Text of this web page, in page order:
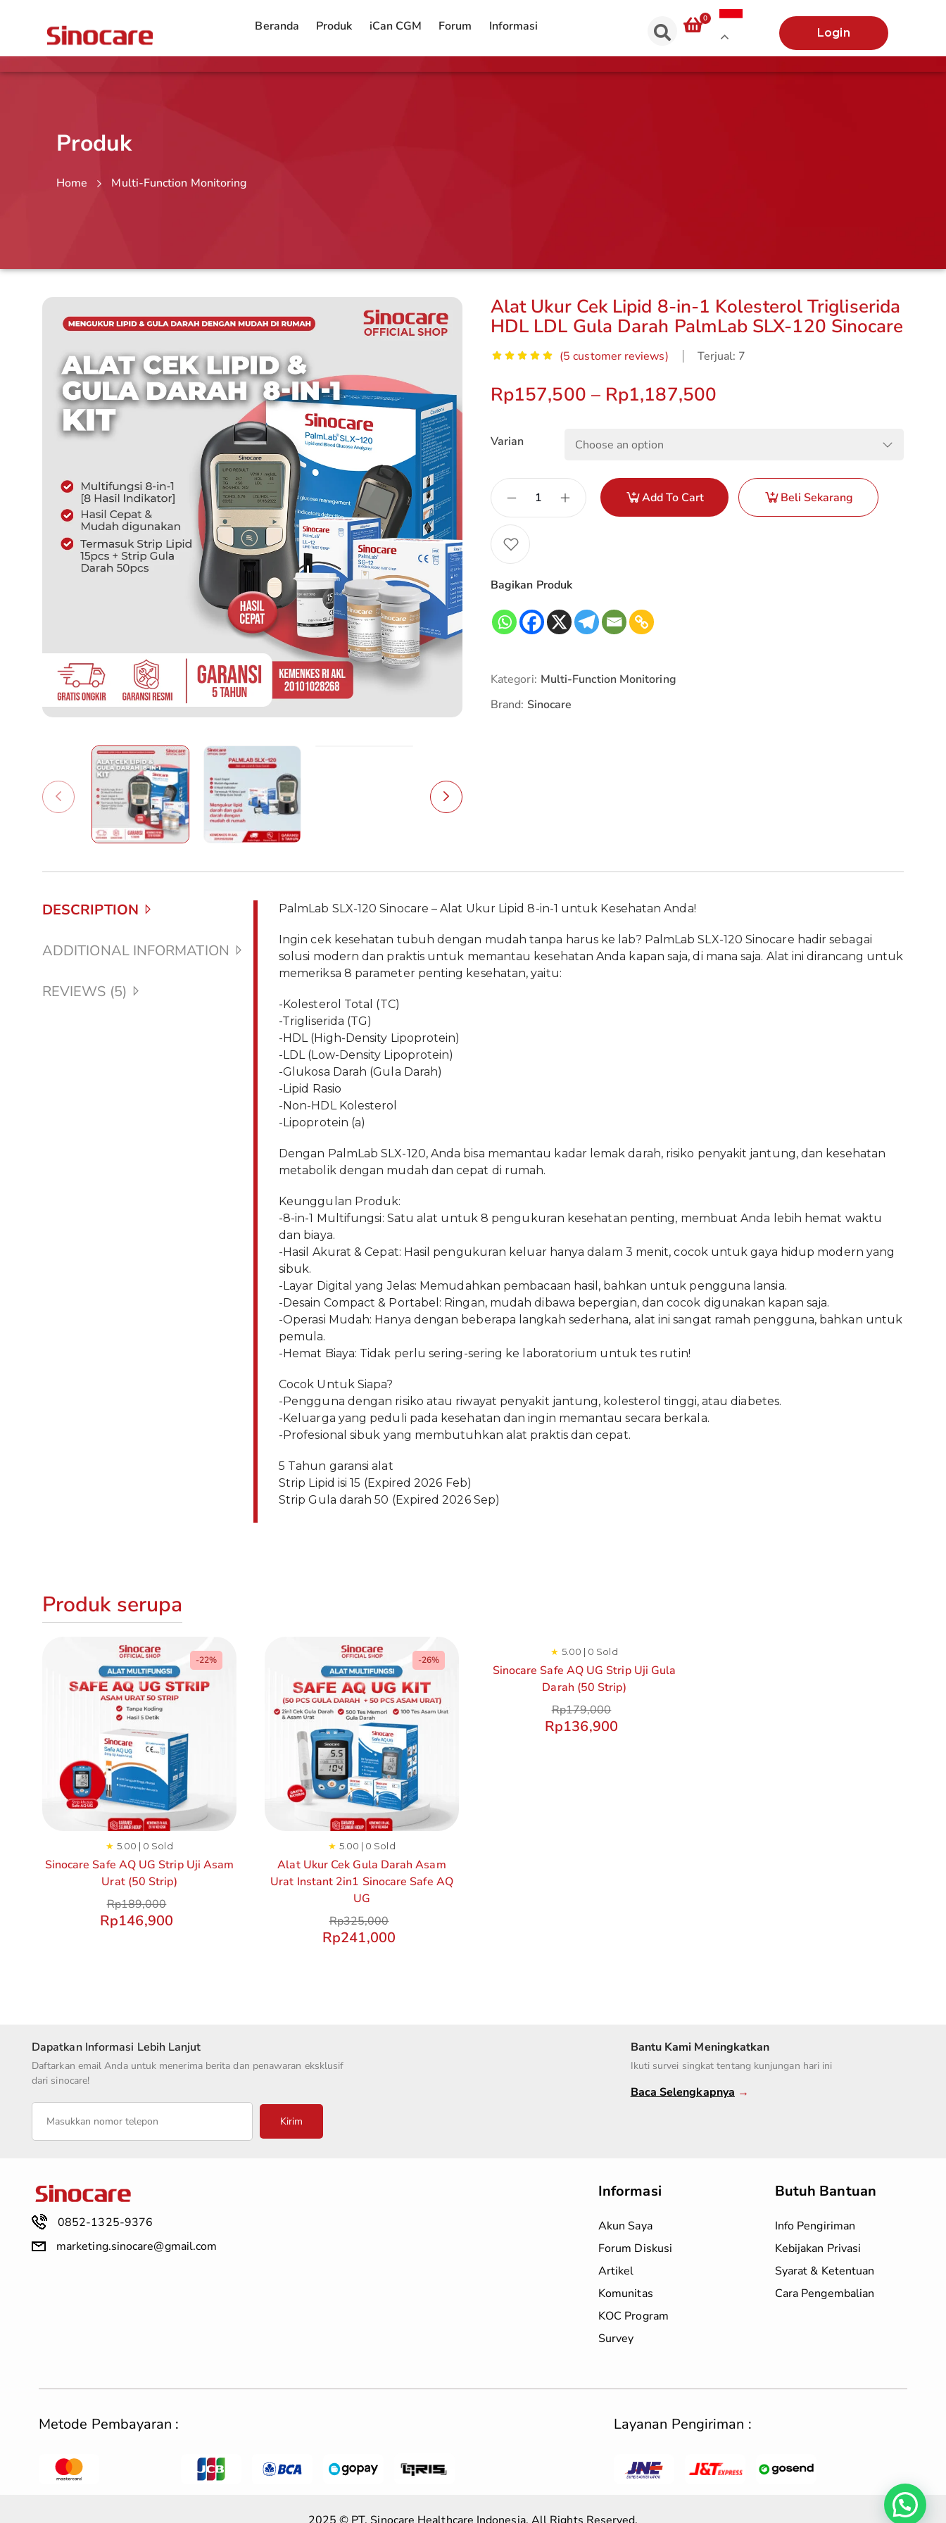
Beranda Produk iCan CGM Forum Informasi 0
Login
Produk
Home Multi-Function Monitoring
Alat Ukur Cek Lipid 8-in-1 Kolesterol Trigliserida
HDL LDL Gula Darah PalmLab SLX-120 Sinocare
(5 customer reviews) Terjual: 7
Rp157,500 – Rp1,187,500
Varian
Add To Cart Beli Sekarang
Bagikan Produk
Kategori: Multi-Function Monitoring
Brand: Sinocare
DESCRIPTION
ADDITIONAL INFORMATION
REVIEWS (5)
PalmLab SLX-120 Sinocare – Alat Ukur Lipid 8-in-1 untuk Kesehatan Anda!
Ingin cek kesehatan tubuh dengan mudah tanpa harus ke lab? PalmLab SLX-120 Sinocare hadir sebagai
solusi modern dan praktis untuk memantau kesehatan Anda kapan saja, di mana saja. Alat ini dirancang untuk
memeriksa 8 parameter penting kesehatan, yaitu:
-Kolesterol Total (TC)
-Trigliserida (TG)
-HDL (High-Density Lipoprotein)
-LDL (Low-Density Lipoprotein)
-Glukosa Darah (Gula Darah)
-Lipid Rasio
-Non-HDL Kolesterol
-Lipoprotein (a)
Dengan PalmLab SLX-120, Anda bisa memantau kadar lemak darah, risiko penyakit jantung, dan kesehatan
metabolik dengan mudah dan cepat di rumah.
Keunggulan Produk:
-8-in-1 Multifungsi: Satu alat untuk 8 pengukuran kesehatan penting, membuat Anda lebih hemat waktu
dan biaya.
-Hasil Akurat & Cepat: Hasil pengukuran keluar hanya dalam 3 menit, cocok untuk gaya hidup modern yang
sibuk.
-Layar Digital yang Jelas: Memudahkan pembacaan hasil, bahkan untuk pengguna lansia.
-Desain Compact & Portabel: Ringan, mudah dibawa bepergian, dan cocok digunakan kapan saja.
-Operasi Mudah: Hanya dengan beberapa langkah sederhana, alat ini sangat ramah pengguna, bahkan untuk
pemula.
-Hemat Biaya: Tidak perlu sering-sering ke laboratorium untuk tes rutin!
Cocok Untuk Siapa?
-Pengguna dengan risiko atau riwayat penyakit jantung, kolesterol tinggi, atau diabetes.
-Keluarga yang peduli pada kesehatan dan ingin memantau secara berkala.
-Profesional sibuk yang membutuhkan alat praktis dan cepat.
5 Tahun garansi alat
Strip Lipid isi 15 (Expired 2026 Feb)
Strip Gula darah 50 (Expired 2026 Sep)
Produk serupa
-22%
Sinocare Safe AQ UG Strip Uji Asam
Urat (50 Strip)
★ 5.00 | 0 Sold
Rp189,000
Rp146,900
-26%
Alat Ukur Cek Gula Darah Asam
Urat Instant 2in1 Sinocare Safe AQ
UG
★ 5.00 | 0 Sold
Rp325,000
Rp241,000
Sinocare Safe AQ UG Strip Uji Gula
Darah (50 Strip)
★ 5.00 | 0 Sold
Rp179,000
Rp136,900
Dapatkan Informasi Lebih Lanjut
Daftarkan email Anda untuk menerima berita dan penawaran eksklusif
dari sinocare!
Kirim
Bantu Kami Meningkatkan
Ikuti survei singkat tentang kunjungan hari ini
Baca Selengkapnya →
0852-1325-9376
marketing.sinocare@gmail.com
Informasi
Akun Saya
Forum Diskusi
Artikel
Komunitas
KOC Program
Survey
Butuh Bantuan
Info Pengiriman
Kebijakan Privasi
Syarat & Ketentuan
Cara Pengembalian
Metode Pembayaran : Layanan Pengiriman :